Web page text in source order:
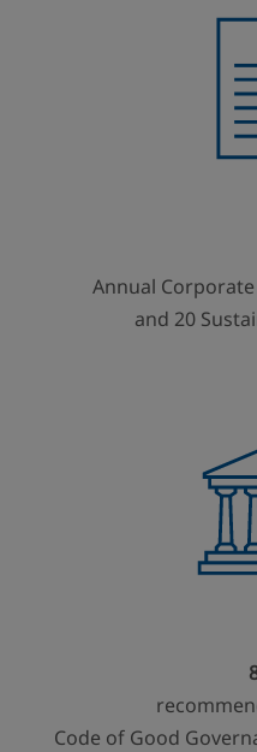
Annual
and 20
Code of Good